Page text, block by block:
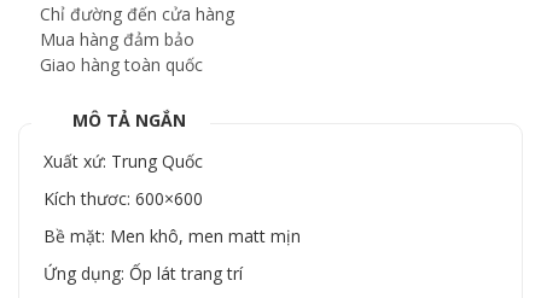
Chỉ đường đến cửa hàng
Mua hàng đảm bảo
Giao hàng toàn quốc
MÔ TẢ NGẮN
Xuất xứ: Trung Quốc
Kích thươc: 600×600
Bề mặt: Men khô, men matt mịn
Ứng dụng: Ốp lát trang trí